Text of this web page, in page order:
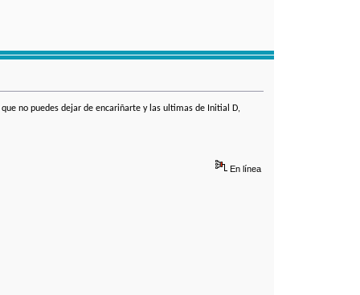
no puedes dejar de encariñarte y las ultimas de Initial D,
En línea